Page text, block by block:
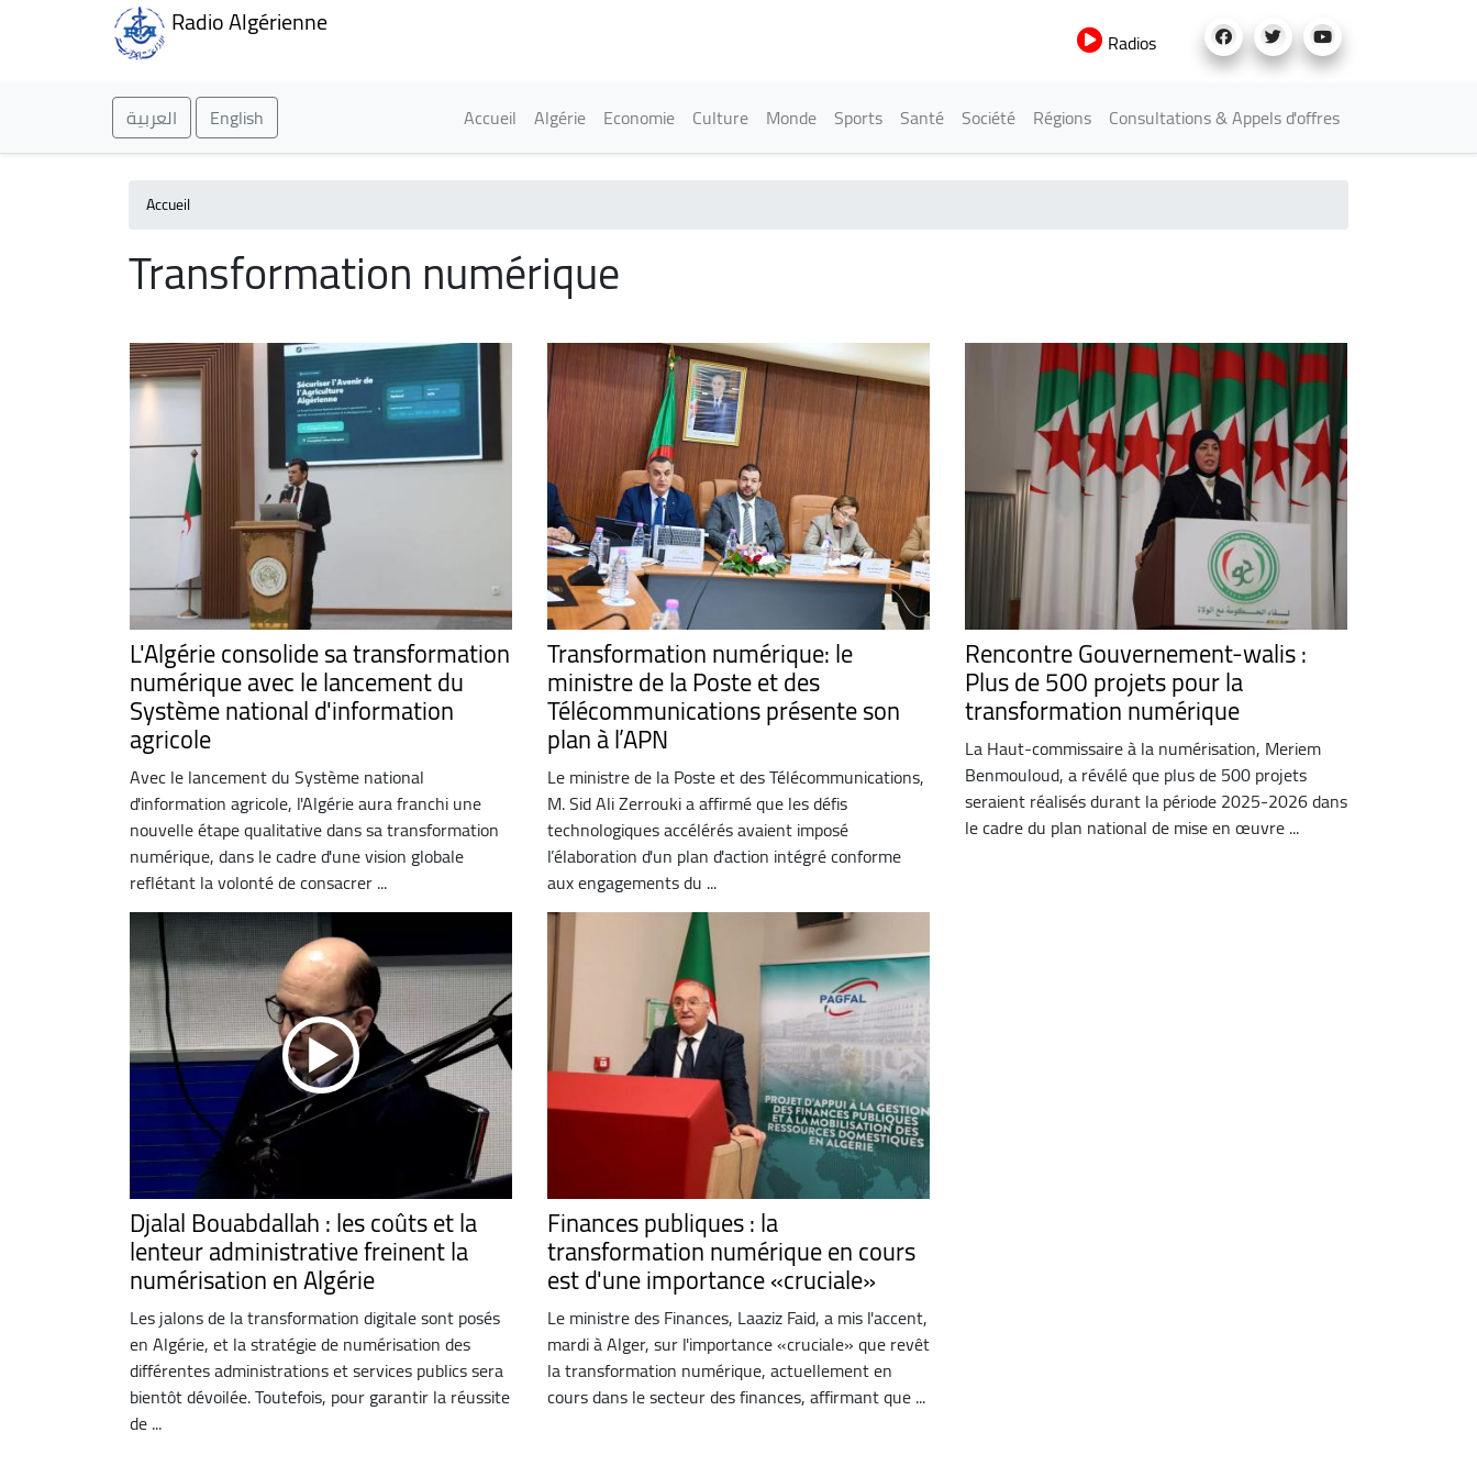
Radio Algérienne
Radios
العربية English Main navigation
Accueil Algérie Economie Culture Monde Sports Santé Société Régions Consultations & Appels d'offres
Accueil
Transformation numérique
L'Algérie consolide sa transformation
numérique avec le lancement du
Système national d'information
agricole
Avec le lancement du Système national
d'information agricole, l'Algérie aura franchi une
nouvelle étape qualitative dans sa transformation
numérique, dans le cadre d'une vision globale
reflétant la volonté de consacrer ...
Transformation numérique: le
ministre de la Poste et des
Télécommunications présente son
plan à l’APN
Le ministre de la Poste et des Télécommunications,
M. Sid Ali Zerrouki a affirmé que les défis
technologiques accélérés avaient imposé
l’élaboration d'un plan d'action intégré conforme
aux engagements du ...
Rencontre Gouvernement-walis :
Plus de 500 projets pour la
transformation numérique
La Haut-commissaire à la numérisation, Meriem
Benmouloud, a révélé que plus de 500 projets
seraient réalisés durant la période 2025-2026 dans
le cadre du plan national de mise en œuvre ...
Djalal Bouabdallah : les coûts et la
lenteur administrative freinent la
numérisation en Algérie
Les jalons de la transformation digitale sont posés
en Algérie, et la stratégie de numérisation des
différentes administrations et services publics sera
bientôt dévoilée. Toutefois, pour garantir la réussite
de ...
Finances publiques : la
transformation numérique en cours
est d'une importance «cruciale»
Le ministre des Finances, Laaziz Faid, a mis l'accent,
mardi à Alger, sur l'importance «cruciale» que revêt
la transformation numérique, actuellement en
cours dans le secteur des finances, affirmant que ...